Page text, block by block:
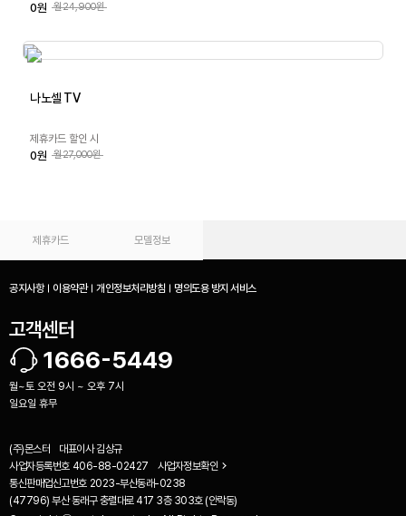
0원 월24,900원
나노셀 TV
제휴카드 할인 시
0원 월27,000원
제휴카드 모델정보
공지사항 이용약관 개인정보처리방침 명의도용 방지 서비스
고객센터
1666-5449
월~토 오전 9시 ~ 오후 7시
일요일 휴무
(주)몬스터 대표이사 김상규
사업자등록번호 406-88-02427
사업자정보확인
통신판매업신고번호 2023-부산동래-0238
(47796) 부산 동래구 충렬대로 417 3층 303호 (안락동)